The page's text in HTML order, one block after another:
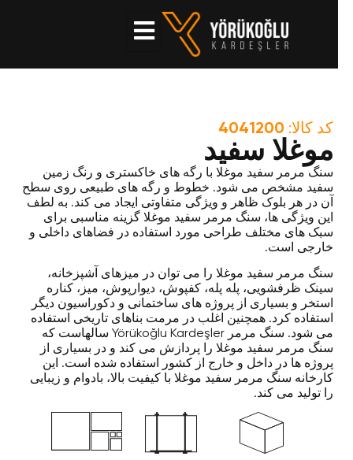
کد کالا:4041200
موغلا سفید
سنگ مرمر سفید موغلا با رگه های خاکستری و رنگ زمین
سفید مشخص می شود. خطوط و رگه های طبیعی روی سطح
آن در هر بلوک ظاهر و ویژگی متفاوتی ایجاد می کند. به لطف
این ویژگی ها، سنگ مرمر سفید موغلا گزینه مناسبی برای
سبک های مختلف طراحی مورد استفاده در فضاهای داخلی و
خارجی است.
سنگ مرمر سفید موغلا را می توان در میزهای آشپزخانه،
سینک ظرفشویی، پله پله، کفپوش، دیوارپوش، میز، کناره
استخر و بسیاری از پروژه های ساختمانی و دکوراسیون دیگر
استفاده کرد. همچنین اغلب در مرمت بناهای تاریخی استفاده
می شود. سنگ مرمر Yörükoğlu Kardeşler سالهاست که
سنگ مرمر سفید موغلا را پردازش می کند و در بسیاری از
پروژه ها در داخل و خارج از کشور استفاده شده است. این
کارخانه سنگ مرمر سفید موغلا با کیفیت بالا، بادوام و زیبایی
را تولید می کند.